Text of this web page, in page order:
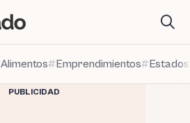
Alimentos Emprendimientos
PUBLICIDAD